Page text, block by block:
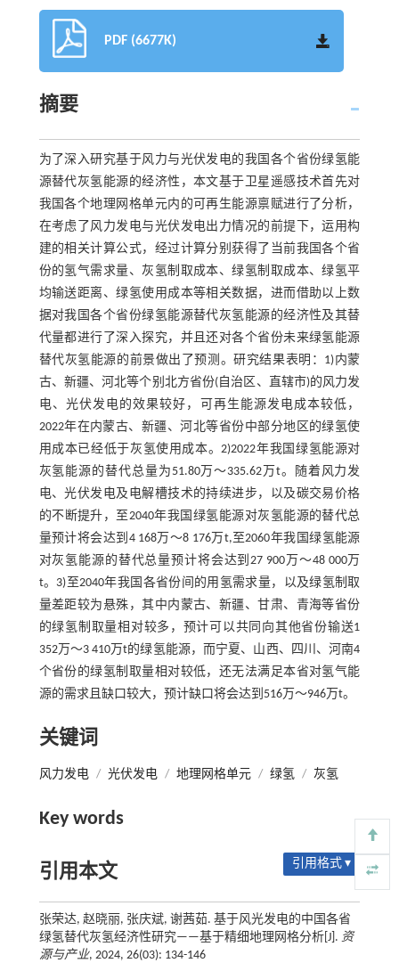
PDF (6677K)
摘要
为了深入研究基于风力与光伏发电的我国各个省份绿氢能
源替代灰氢能源的经济性，本文基于卫星遥感技术首先对
我国各个地理网格单元内的可再生能源禀赋进行了分析，
在考虑了风力发电与光伏发电出力情况的前提下，运用构
建的相关计算公式，经过计算分别获得了当前我国各个省
份的氢气需求量、灰氢制取成本、绿氢制取成本、绿氢平
均输送距离、绿氢使用成本等相关数据，进而借助以上数
据对我国各个省份绿氢能源替代灰氢能源的经济性及其替
代量都进行了深入探究，并且还对各个省份未来绿氢能源
替代灰氢能源的前景做出了预测。研究结果表明：1)内蒙
古、新疆、河北等个别北方省份(自治区、直辖市)的风力发
电、光伏发电的效果较好，可再生能源发电成本较低，
2022年在内蒙古、新疆、河北等省份中部分地区的绿氢使
用成本已经低于灰氢使用成本。2)2022年我国绿氢能源对
灰氢能源的替代总量为51.80万～335.62万t。随着风力发
电、光伏发电及电解槽技术的持续进步，以及碳交易价格
的不断提升，至2040年我国绿氢能源对灰氢能源的替代总
量预计将会达到4 168万～8 176万t,至2060年我国绿氢能源
对灰氢能源的替代总量预计将会达到27 900万～48 000万
t。3)至2040年我国各省份间的用氢需求量，以及绿氢制取
量差距较为悬殊，其中内蒙古、新疆、甘肃、青海等省份
的绿氢制取量相对较多，预计可以共同向其他省份输送1
352万～3 410万t的绿氢能源，而宁夏、山西、四川、河南4
个省份的绿氢制取量相对较低，还无法满足本省对氢气能
源的需求且缺口较大，预计缺口将会达到516万～946万t。
关键词
风力发电 / 光伏发电 / 地理网格单元 / 绿氢 / 灰氢
Key words
引用本文 引用格式 ▾
张荣达, 赵晓丽, 张庆斌, 谢茜茹. 基于风光发电的中国各省
绿氢替代灰氢经济性研究——基于精细地理网格分析[J]. 资
源与产业, 2024, 26(03): 134-146